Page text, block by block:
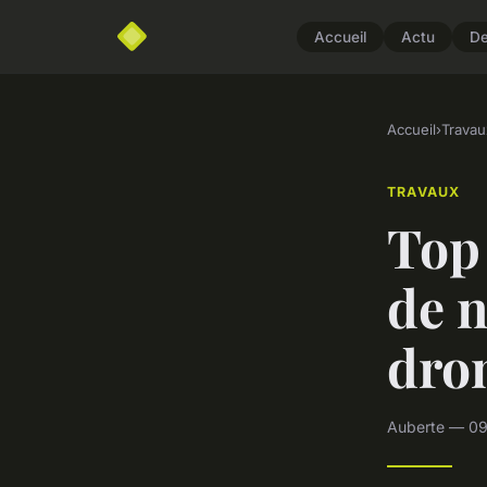
Accueil Actu
Accueil›
TRAVAUX
de
Auberte —